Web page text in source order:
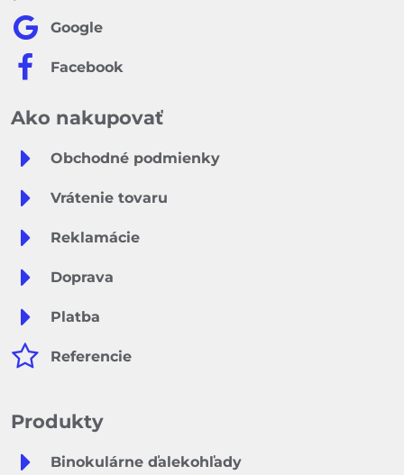
Google
Facebook
Ako nakupovať
Obchodné podmienky
Vrátenie tovaru
Reklamácie
Doprava
Platba
Referencie
Produkty
Binokulárne ďalekohľady